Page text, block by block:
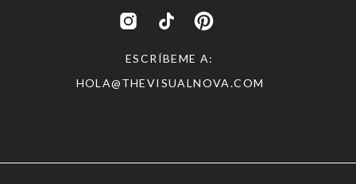
hiciste diferente? ¿Tiene tu empresa la misma
ESCRÍBEME A:
HOLA@THEVISUALNOVA.COM